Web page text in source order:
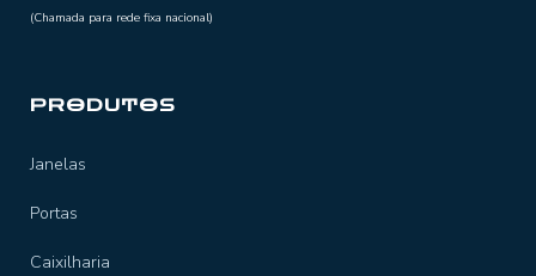
(Chamada para rede fixa nacional)
PRODUTOS
Janelas
Portas
Caixilharia